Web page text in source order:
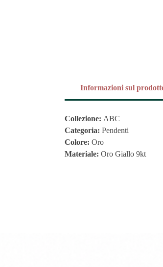
Informazioni sul
Collezione: ABC
Categoria: Pendenti
Colore: Oro
Materiale: Oro Giallo 9kt